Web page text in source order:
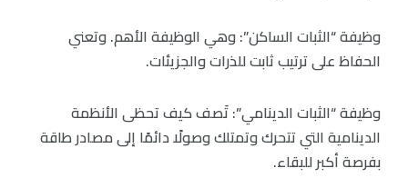
وظيفة “الثبات الساكن”: وهي الوظيفة الأهم. وتعني
الحفاظ على ترتيب ثابت للذرات والجزيئات.
وظيفة “الثبات الدينامي”: تَصف كيف تحظى الأنظمة
الدينامية التي تتحرك وتمتلك وصولًا دائمًا إلى مصادر طاقة
بفرصة أكبر للبقاء.